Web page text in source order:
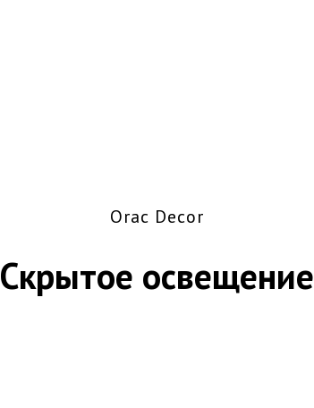
Orac Decor
Скрытое освещение